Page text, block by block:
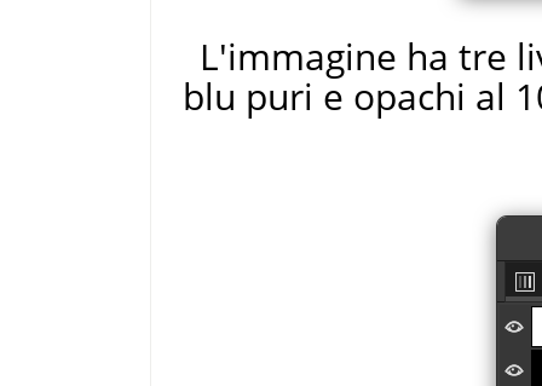
L'immagine ha tre
blu puri e opachi al